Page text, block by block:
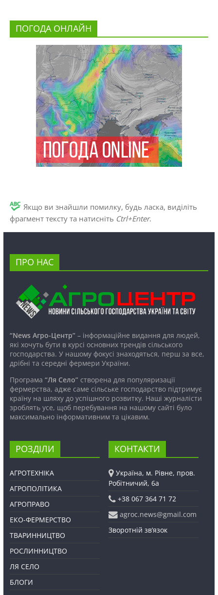
ПОГОДА ОНЛАЙН
Якщо ви знайшли помилку, будь ласка, виділіть
фрагмент тексту та натисніть Ctrl+Enter.
ПРО НАС
“News Агро-Центр”– інформаційне видання для людей,
які хочуть бути в курсі основних трендів сільського
господарства. У нашому фокусі знаходяться, перш за все,
дрібні та середні фермери України.
Програма “Ля Село”створена для популяризації
фермерства, адже саме сільське господарство підтримує
країну на шляху до успішного розвитку. Наші журналісти
зроблять усе, щоб перебування на нашому сайті було
максимально інформативним та цікавим.
РОЗДІЛИ
АГРОТЕХНІКА
АГРОПОЛІТИКА
АГРОПРАВО
ЕКО-ФЕРМЕРСТВО
ТВАРИННИЦТВО
РОСЛИННИЦТВО
ЛЯ СЕЛО
БЛОГИ
КОНТАКТИ
Україна, м. Рівне, пров.
Робітничий, 6а
+38 067 364 71 72
agroc.news@gmail.com
Зворотній зв’язок